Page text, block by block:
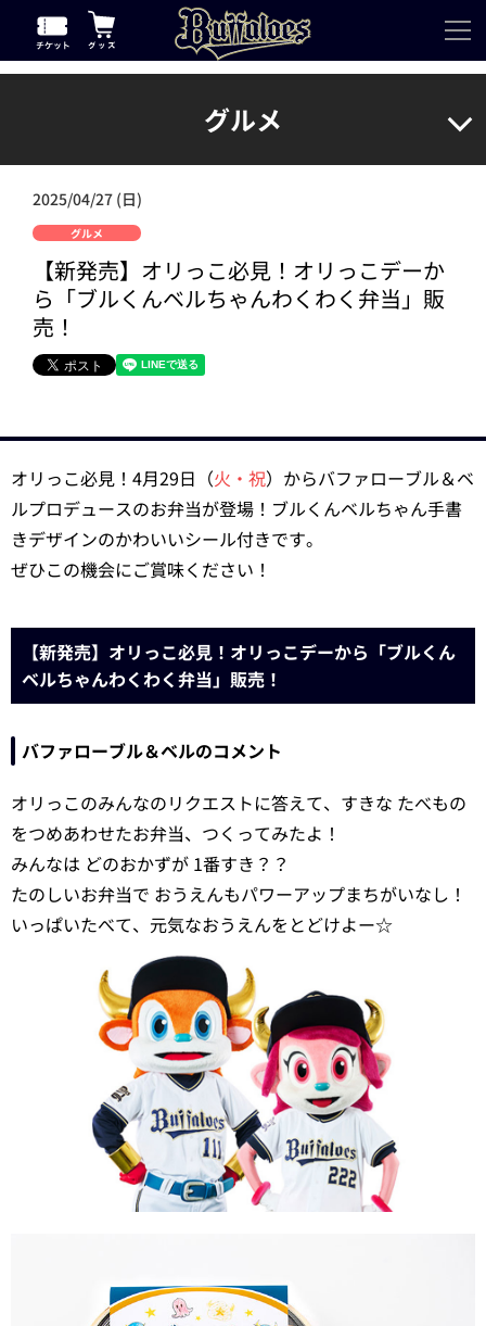
グルメ
2025/04/27 (日)
グルメ
【新発売】オリっこ必見！オリっこデーか
ら「ブルくんベルちゃんわくわく弁当」販
売！
オリっこ必見！4月29日（火・祝）からバファローブル＆ベ
ルプロデュースのお弁当が登場！ブルくんベルちゃん手書
きデザインのかわいいシール付きです。
ぜひこの機会にご賞味ください！
【新発売】オリっこ必見！オリっこデーから「ブルくん
ベルちゃんわくわく弁当」販売！
バファローブル＆ベルのコメント
オリっこのみんなのリクエストに答えて、すきな たべもの
をつめあわせたお弁当、つくってみたよ！
みんなは どのおかずが 1番すき？？
たのしいお弁当で おうえんもパワーアップまちがいなし！
いっぱいたべて、元気なおうえんをとどけよー☆